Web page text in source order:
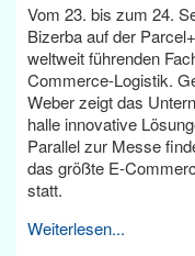
Vom 23. bis zum 24.
Bizerba auf der
weltweit führenden
Commerce-Logistik.
Weber zeigt das
halle innovative
Parallel zur Messe
das größte E-
statt.
Weiterlesen...